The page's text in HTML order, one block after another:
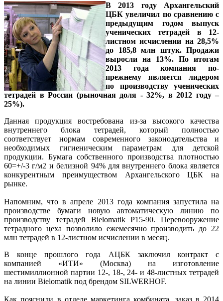
В 2013 году Архангельский
ЦБК увеличил по сравнению с
предыдущим годом выпуск
ученических тетрадей в 12-
листном исчислении на 28,5%
до 185,8 млн штук. Продажи
выросли на 13%. По итогам
2013 года компания по-
прежнему является лидером
по производству ученических
тетрадей в России (рыночная доля - 32%, в 2012 году –
25%).
Данная продукция востребована из-за высокого качества
внутреннего блока тетрадей, который полностью
соответствует нормам современного законодательства и
необходимых гигиеническим параметрам для детской
продукции. Бумага собственного производства плотностью
60=+/-3 г/м2 и белизной 94% для внутреннего блока является
конкурентным преимуществом Архангельского ЦБК на
рынке.
Напомним, что в апреле 2013 года компания запустила на
производстве бумаги новую автоматическую линию по
производству тетрадей Bielomatik P15-90. Перевооружение
тетрадного цеха позволило ежемесячно производить до 22
млн тетрадей в 12-листном исчислении в месяц.
В конце прошлого года АЦБК заключил контракт с
компанией «ИТИ» (Москва) на изготовление
шестимиллионной партии 12-, 18-, 24- и 48-листных тетрадей
на линии Bielomatik под брендом SILWERHOF.
Как пояснили в отделе маркетинга комбината, заказ в 2014